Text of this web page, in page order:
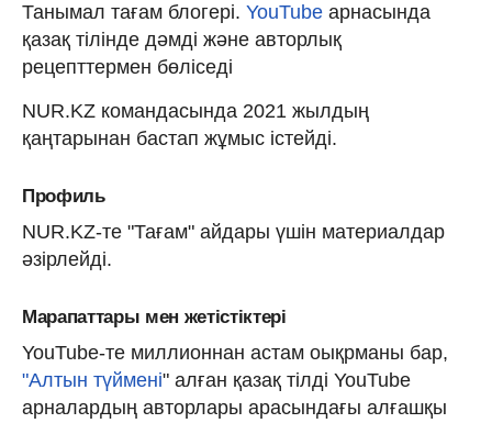
Танымал тағам блогері. YouTube арнасында
қазақ тілінде дәмді және авторлық
рецепттермен бөліседі
NUR.KZ командасында 2021 жылдың
қаңтарынан бастап жұмыс істейді.
Профиль
NUR.KZ-те "Тағам" айдары үшін материалдар
әзірлейді.
Марапаттары мен жетістіктері
YouTube-те миллионнан астам оықрманы бар,
"Алтын түймені" алған қазақ тілді YouTube
арналардың авторлары арасындағы алғашқы